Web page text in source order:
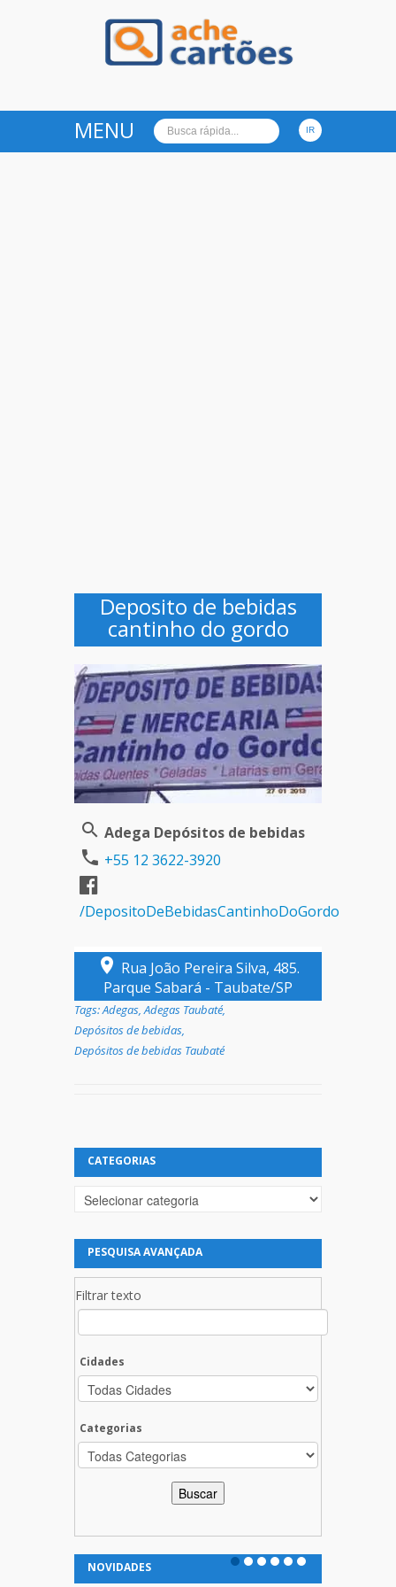
MENU
Deposito de bebidas
cantinho do gordo
Adega Depósitos de bebidas
+55 12 3622-3920
/DepositoDeBebidasCantinhoDoGordo
Rua João Pereira Silva, 485.
Parque Sabará - Taubate/SP
Tags:Adegas,Adegas Taubaté,
Depósitos de bebidas,
Depósitos de bebidas Taubaté
CATEGORIAS
Categorias
PESQUISA AVANÇADA
Filtrar texto
Cidades
Categorias
NOVIDADES